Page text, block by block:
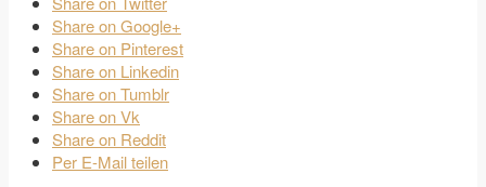
Share on Google+
Share on Pinterest
Share on Linkedin
Share on Tumblr
Share on Vk
Share on Reddit
Per E-Mail teilen